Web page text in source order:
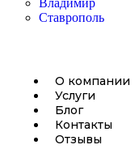
Владимир
Ставрополь
О компании
Услуги
Блог
Контакты
Отзывы